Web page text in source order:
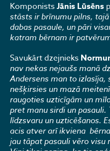
KomponistsJānis Lūsēns
stāsts ir brīnumu pilns,
dabas pasaule, un pāri
katram bērnam ir
Savukārt dzejnieks
nav nekas nejaušs manā
Andersens man to izlasīja,
nešķirsies un mazā
raugoties uzticīgām un
pret manu sirdi un pasauli.
līdzsvaru un uzticēšanos.
acis atver arī ikviena
jau tāpat pasauli vēro visu